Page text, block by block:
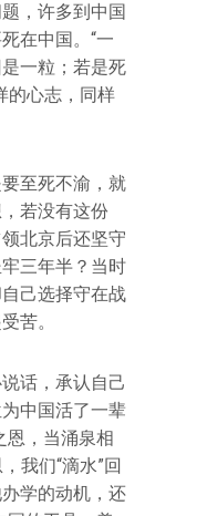
，许多到中国
在中国。“一
一粒；若是死
的心志，同样
至死不渝，就
若没有这份
北京后还坚守
三年半？当时
己选择守在战
苦。
话，承认自己
中国活了一辈
恩，当涌泉相
我们“滴水”回
学的动机，还